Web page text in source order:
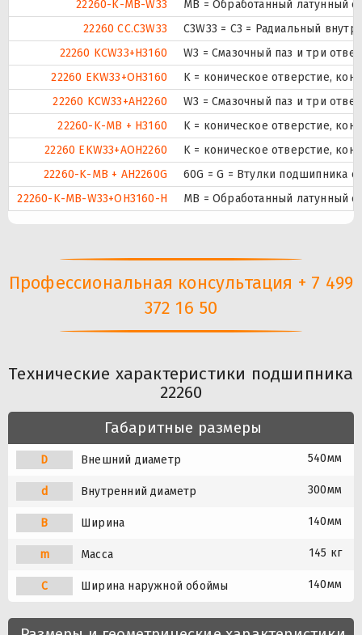
22260-K-MB-W33
MB = Обработанный латунный
22260 CC.C3W33
C3W33 = C3 = Радиальный
22260 KCW33+H3160
W3 = Смазочный паз и три
22260 EKW33+OH3160
K = коническое отверстие,
22260 KCW33+AH2260
W3 = Смазочный паз и три
22260-K-MB + H3160
K = коническое отверстие,
22260 EKW33+AOH2260
K = коническое отверстие,
22260-K-MB + AH2260G
60G = G = Втулки подшипника
22260-K-MB-W33+OH3160-H
MB = Обработанный латунный
Профессиональная консультация + 7 499
372 16 50
Технические характеристики подшипника
22260
Габаритные размеры
D Внешний диаметр 540мм
d Внутренний диаметр 300мм
B Ширина 140мм
m Масса 145 кг
C Ширина наружной обоймы 140мм